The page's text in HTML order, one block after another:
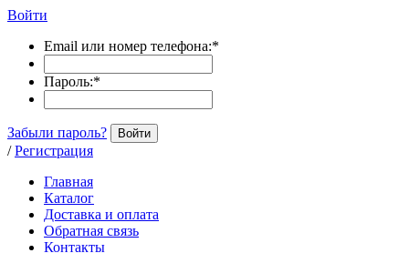
Войти
Email или номер телефона:*
Пароль:*
Забыли пароль? Войти
/ Регистрация
Главная
Каталог
Доставка и оплата
Обратная связь
Контакты